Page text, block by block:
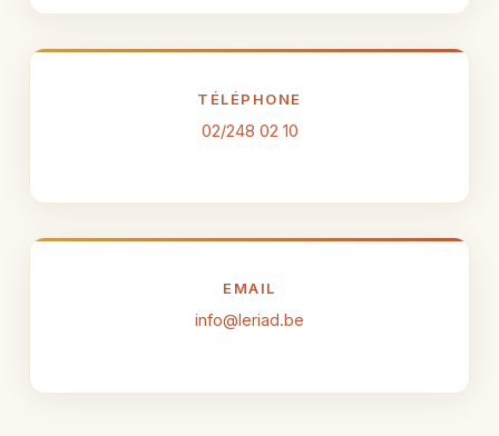
TÉLÉPHONE
02/248 02 10
EMAIL
info@leriad.be